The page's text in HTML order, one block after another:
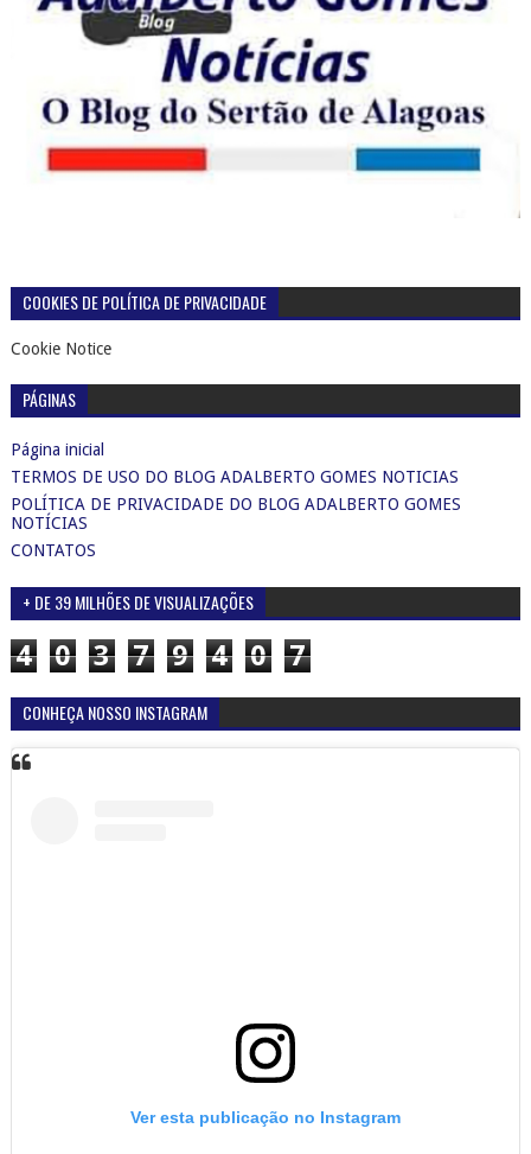
COOKIES DE POLÍTICA DE PRIVACIDADE
Cookie Notice
PÁGINAS
Página inicial
TERMOS DE USO DO BLOG ADALBERTO GOMES NOTICIAS
POLÍTICA DE PRIVACIDADE DO BLOG ADALBERTO GOMES
NOTÍCIAS
CONTATOS
+ DE 39 MILHÕES DE VISUALIZAÇÕES
4 0 3 7 9 4 0 7
CONHEÇA NOSSO INSTAGRAM
Ver esta publicação no Instagram